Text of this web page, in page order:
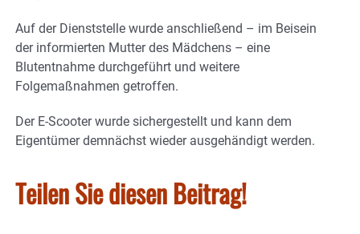
Auf der Dienststelle wurde anschließend – im Beisein
der informierten Mutter des Mädchens – eine
Blutentnahme durchgeführt und weitere
Folgemaßnahmen getroffen.
Der E-Scooter wurde sichergestellt und kann dem
Eigentümer demnächst wieder ausgehändigt werden.
Teilen Sie diesen Beitrag!